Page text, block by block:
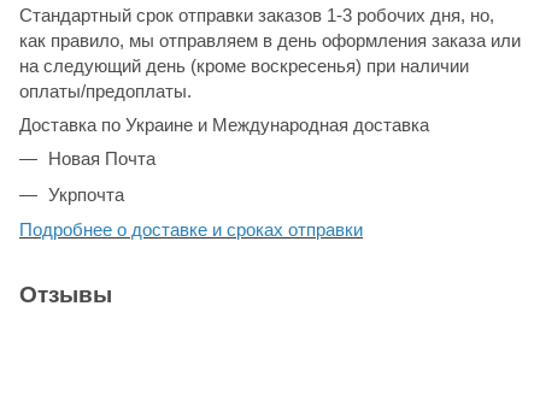
Стандартный срок отправки заказов 1-3 робочих дня, но,
как правило, мы отправляем в день оформления заказа или
на следующий день (кроме воскресенья) при наличии
оплаты/предоплаты.
Доставка по Украине и Международная доставка
Новая Почта
Укрпочта
Подробнее о доставке и сроках отправки
Отзывы